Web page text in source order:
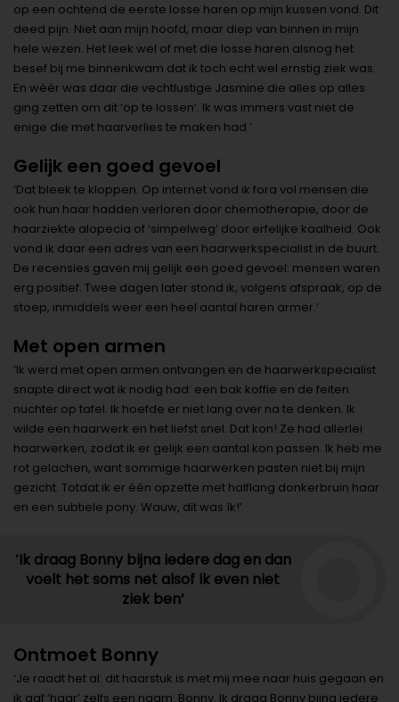
op een ochtend de eerste losse haren op mijn kussen vond. Dit
deed pijn. Niet aan mijn hoofd, maar diep van binnen in mijn
hele wezen. Het leek wel of met die losse haren alsnog het
besef bij me binnenkwam dat ik toch echt wel ernstig ziek was.
En wéér was daar die vechtlustige Jasmine die alles op alles
ging zetten om dit ‘op te lossen’. Ik was immers vast niet de
enige die met haarverlies te maken had.’
Gelijk een goed gevoel
‘Dat bleek te kloppen. Op internet vond ik fora vol mensen die
ook hun haar hadden verloren door chemotherapie, door de
haarziekte alopecia of ‘simpelweg’ door erfelijke kaalheid. Ook
vond ik daar een adres van een haarwerkspecialist in de buurt.
De recensies gaven mij gelijk een goed gevoel: mensen waren
erg positief. Twee dagen later stond ik, volgens afspraak, op de
stoep, inmiddels weer een heel aantal haren armer.’
Met open armen
‘Ik werd met open armen ontvangen en de haarwerkspecialist
snapte direct wat ik nodig had: een bak koffie en de feiten
nuchter op tafel. Ik hoefde er niet lang over na te denken. Ik
wilde een haarwerk en het liefst snel. Dat kon! Ze had allerlei
haarwerken, zodat ik er gelijk een aantal kon passen. Ik heb me
rot gelachen, want sommige haarwerken pasten niet bij mijn
gezicht. Totdat ik er één opzette met halflang donkerbruin haar
en een subtiele pony. Wauw, dit was ík!’
‘Ik draag Bonny bijna iedere dag en dan
voelt het soms net alsof ik even niet
ziek ben’
Ontmoet Bonny
‘Je raadt het al: dit haarstuk is met mij mee naar huis gegaan en
ik gaf ‘haar’ zelfs een naam: Bonny. Ik draag Bonny bijna iedere